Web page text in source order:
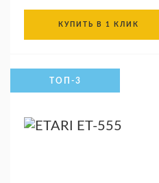
КУПИТЬ В 1 КЛИК